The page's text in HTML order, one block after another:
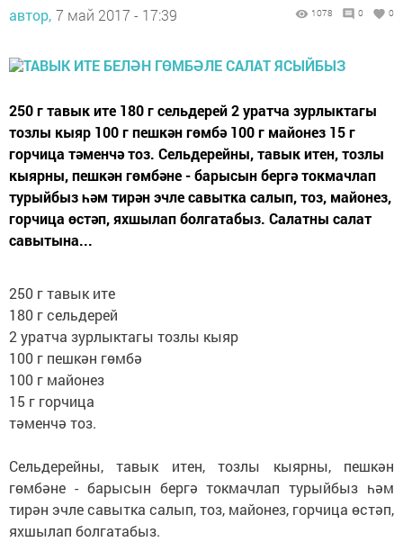
автор, 7 май 2017 - 17:39 1078 0 0
250 г тавык ите 180 г сельдерей 2 уратча зурлыктагы
тозлы кыяр 100 г пешкән гөмбә 100 г майонез 15 г
горчица тәменчә тоз. Сельдерейны, тавык итен, тозлы
кыярны, пешкән гөмбәне - барысын бергә токмачлап
турыйбыз һәм тирән эчле савытка салып, тоз, майонез,
горчица өстәп, яхшылап болгатабыз. Салатны салат
савытына...
250 г тавык ите
180 г сельдерей
2 уратча зурлыктагы тозлы кыяр
100 г пешкән гөмбә
100 г майонез
15 г горчица
тәменчә тоз.
Сельдерейны, тавык итен, тозлы кыярны, пешкән
гөмбәне - барысын бергә токмачлап турыйбыз һәм
тирән эчле савытка салып, тоз, майонез, горчица өстәп,
яхшылап болгатабыз.